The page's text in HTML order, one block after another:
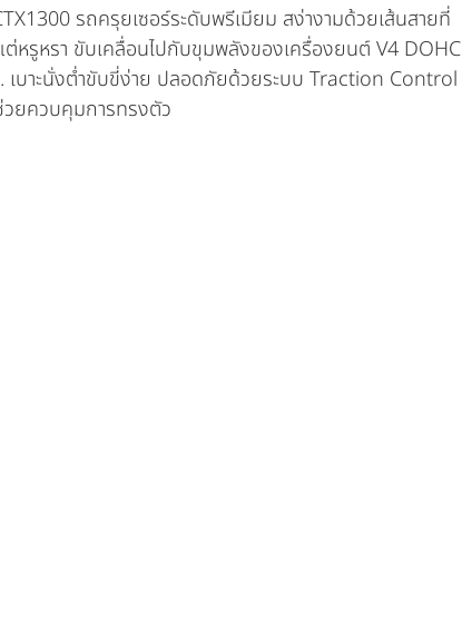
รถครุยเซอร์ระดับพรีเมียม สง่างามด้วยเส้นสายที่
ต่หรูหรา ขับเคลื่อนไปกับขุมพลังของเครื่องยนต์ V4 DOHC
เบาะนั่งต่ำขับขี่ง่าย ปลอดภัยด้วยระบบ Traction Control
ยควบคุมการทรงตัว